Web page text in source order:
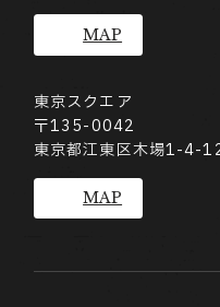
MAP
東京スクエア
〒135-0042
東京都江東区木場1-4-
MAP